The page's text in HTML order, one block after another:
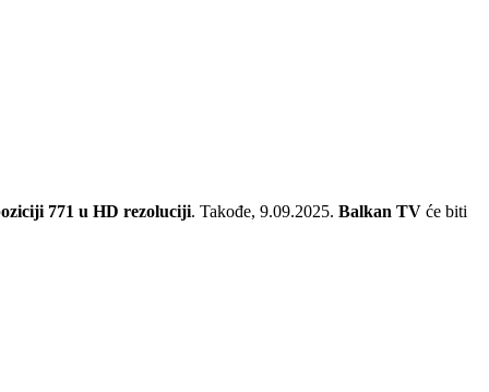
771 u HD rezoluciji. Takođe, 9.09.2025. Balkan TV će biti